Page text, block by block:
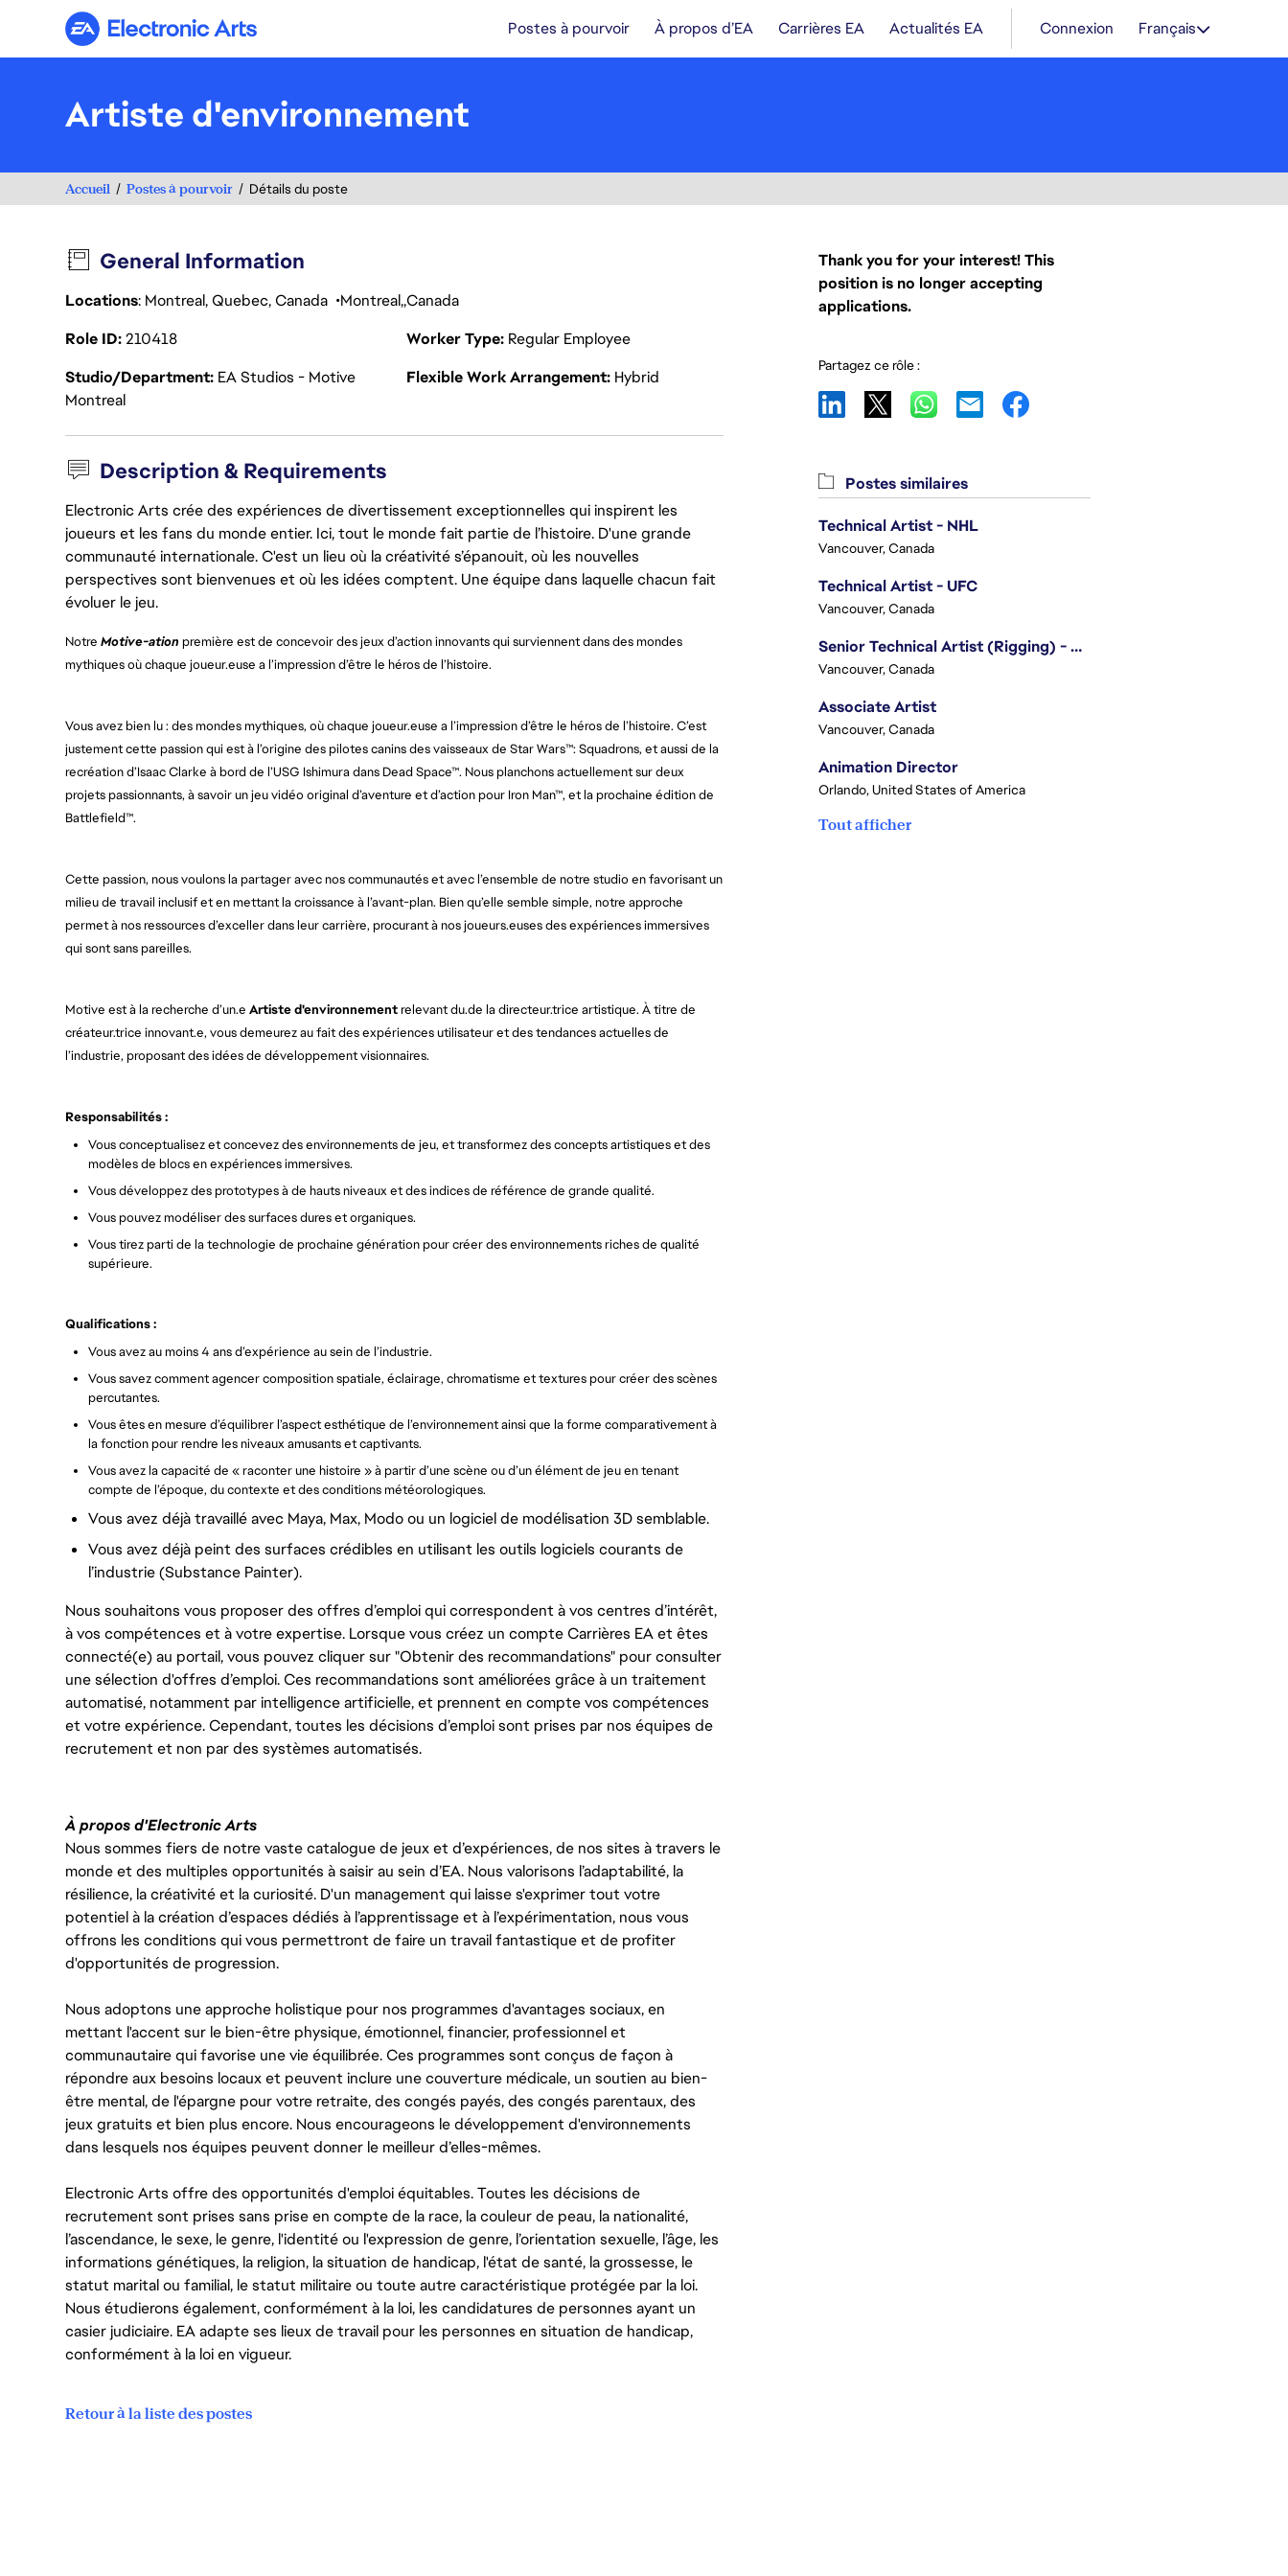
Electronic Arts Postes à pourvoir À propos d’EA Carrières EA Actualités EA Connexion Français
Artiste d'environnement
Accueil Postes à pourvoir Détails du poste
General Information
Locations: Montreal, Quebec, Canada Montreal Canada
Role ID210418 Worker Type Regular Employee
Studio/Department EA Studios - Motive
Montreal
Flexible Work Arrangement Hybrid
Description & Requirements
Electronic Arts crée des expériences de divertissement exceptionnelles qui inspirent les
joueurs et les fans du monde entier. Ici, tout le monde fait partie de l’histoire. D'une grande
communauté internationale. C'est un lieu où la créativité s’épanouit, où les nouvelles
perspectives sont bienvenues et où les idées comptent. Une équipe dans laquelle chacun fait
évoluer le jeu.
Notre Motive-ation première est de concevoir des jeux d’action innovants qui surviennent dans des mondes
mythiques où chaque joueur.euse a l’impression d’être le héros de l’histoire.
Vous avez bien lu : des mondes mythiques, où chaque joueur.euse a l’impression d’être le héros de l’histoire. C’est
justement cette passion qui est à l’origine des pilotes canins des vaisseaux de Star Wars™: Squadrons, et aussi de la
recréation d’Isaac Clarke à bord de l’USG Ishimura dans Dead Space™. Nous planchons actuellement sur deux
projets passionnants, à savoir un jeu vidéo original d’aventure et d’action pour Iron Man™, et la prochaine édition de
Battlefield™.
Cette passion, nous voulons la partager avec nos communautés et avec l’ensemble de notre studio en favorisant un
milieu de travail inclusif et en mettant la croissance à l’avant-plan. Bien qu’elle semble simple, notre approche
permet à nos ressources d’exceller dans leur carrière, procurant à nos joueurs.euses des expériences immersives
qui sont sans pareilles.
Motive est à la recherche d’un.e Artiste d'environnementrelevant du.de la directeur.trice artistique. À titre de
créateur.trice innovant.e, vous demeurez au fait des expériences utilisateur et des tendances actuelles de
l’industrie, proposant des idées de développement visionnaires.
Responsabilités :
Vous conceptualisez et concevez des environnements de jeu, et transformez des concepts artistiques et des
modèles de blocs en expériences immersives.
Vous développez des prototypes à de hauts niveaux et des indices de référence de grande qualité.
Vous pouvez modéliser des surfaces dures et organiques.
Vous tirez parti de la technologie de prochaine génération pour créer des environnements riches de qualité
supérieure.
Qualifications :
Vous avez au moins 4 ans d’expérience au sein de l’industrie.
Vous savez comment agencer composition spatiale, éclairage, chromatisme et textures pour créer des scènes
percutantes.
Vous êtes en mesure d’équilibrer l’aspect esthétique de l’environnement ainsi que la forme comparativement à
la fonction pour rendre les niveaux amusants et captivants.
Vous avez la capacité de « raconter une histoire » à partir d’une scène ou d’un élément de jeu en tenant
compte de l’époque, du contexte et des conditions météorologiques.
Vous avez déjà travaillé avec Maya, Max, Modo ou un logiciel de modélisation 3D semblable.
Vous avez déjà peint des surfaces crédibles en utilisant les outils logiciels courants de
l’industrie (Substance Painter).
Nous souhaitons vous proposer des offres d’emploi qui correspondent à vos centres d’intérêt,
à vos compétences et à votre expertise. Lorsque vous créez un compte Carrières EA et êtes
connecté(e) au portail, vous pouvez cliquer sur "Obtenir des recommandations" pour consulter
une sélection d'offres d’emploi. Ces recommandations sont améliorées grâce à un traitement
automatisé, notamment par intelligence artificielle, et prennent en compte vos compétences
et votre expérience. Cependant, toutes les décisions d’emploi sont prises par nos équipes de
recrutement et non par des systèmes automatisés.
À propos d'Electronic Arts
Nous sommes fiers de notre vaste catalogue de jeux et d’expériences, de nos sites à travers le
monde et des multiples opportunités à saisir au sein d’EA. Nous valorisons l’adaptabilité, la
résilience, la créativité et la curiosité. D'un management qui laisse s'exprimer tout votre
potentiel à la création d’espaces dédiés à l’apprentissage et à l’expérimentation, nous vous
offrons les conditions qui vous permettront de faire un travail fantastique et de profiter
d'opportunités de progression.
Nous adoptons une approche holistique pour nos programmes d'avantages sociaux, en
mettant l'accent sur le bien-être physique, émotionnel, financier, professionnel et
communautaire qui favorise une vie équilibrée. Ces programmes sont conçus de façon à
répondre aux besoins locaux et peuvent inclure une couverture médicale, un soutien au bien-
être mental, de l'épargne pour votre retraite, des congés payés, des congés parentaux, des
jeux gratuits et bien plus encore. Nous encourageons le développement d'environnements
dans lesquels nos équipes peuvent donner le meilleur d’elles-mêmes.
Electronic Arts offre des opportunités d'emploi équitables. Toutes les décisions de
recrutement sont prises sans prise en compte de la race, la couleur de peau, la nationalité,
l’ascendance, le sexe, le genre, l'identité ou l'expression de genre, l’orientation sexuelle, l’âge, les
informations génétiques, la religion, la situation de handicap, l'état de santé, la grossesse, le
statut marital ou familial, le statut militaire ou toute autre caractéristique protégée par la loi.
Nous étudierons également, conformément à la loi, les candidatures de personnes ayant un
casier judiciaire. EA adapte ses lieux de travail pour les personnes en situation de handicap,
conformément à la loi en vigueur.
Retour à la liste des postes
Thank you for your interest! This
position is no longer accepting
applications.
Partagez ce rôle :
Postes similaires
Technical Artist - NHL
Vancouver, Canada
Technical Artist - UFC
Vancouver, Canada
Senior Technical Artist (Rigging) - EA SPORTS Technology
Vancouver, Canada
Associate Artist
Vancouver, Canada
Animation Director
Orlando, United States of America
Tout afficher